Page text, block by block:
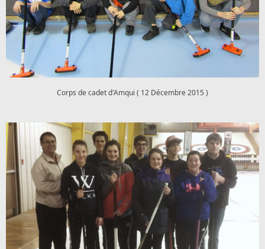
Corps de cadet d'Amqui ( 12 Décembre 2015 )